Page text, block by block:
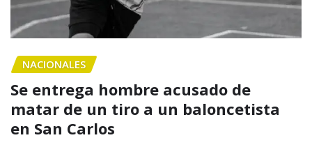
NACIONALES
Se entrega hombre acusado de
matar de un tiro a un baloncetista
en San Carlos